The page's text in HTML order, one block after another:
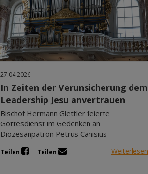
27.04.2026
In Zeiten der Verunsicherung dem
Leadership Jesu anvertrauen
Bischof Hermann Glettler feierte
Gottesdienst im Gedenken an
Diözesanpatron Petrus Canisius
Teilen Teilen Weiterlesen